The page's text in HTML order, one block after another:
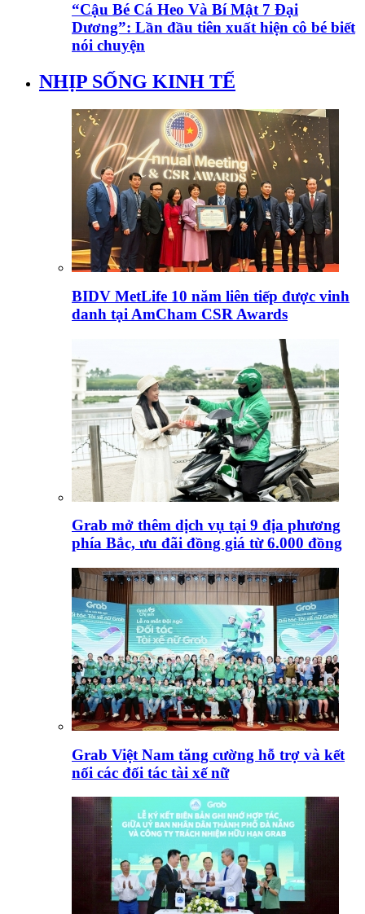
“Cậu Bé Cá Heo Và Bí Mật 7 Đại
Dương”: Lần đầu tiên xuất hiện cô bé biết
nói chuyện
NHỊP SỐNG KINH TẾ
BIDV MetLife 10 năm liên tiếp được vinh
danh tại AmCham CSR Awards
Grab mở thêm dịch vụ tại 9 địa phương
phía Bắc, ưu đãi đồng giá từ 6.000 đồng
Grab Việt Nam tăng cường hỗ trợ và kết
nối các đối tác tài xế nữ